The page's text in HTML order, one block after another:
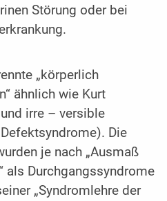
Störung oder bei
„körperlich
ähnlich wie Kurt
irre – versible
Die
je nach „Ausmaß
als Durchgangssyndrome
„Syndromlehre der